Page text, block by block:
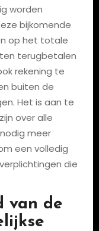
worden
bijkomende
op het totale
terugbetalen
rekening te
buiten de
Het is aan te
over alle
meer
een volledig
die
van de